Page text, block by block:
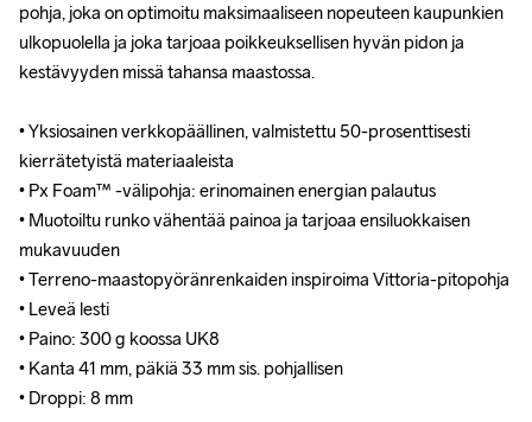
pohja, joka on optimoitu maksimaaliseen nopeuteen kaupunkien
ulkopuolella ja joka tarjoaa poikkeuksellisen hyvän pidon ja
kestävyyden missä tahansa maastossa.
• Yksiosainen verkkopäällinen, valmistettu 50-prosenttisesti
kierrätetyistä materiaaleista
• Px Foam™ -välipohja: erinomainen energian palautus
• Muotoiltu runko vähentää painoa ja tarjoaa ensiluokkaisen
mukavuuden
• Terreno-maastopyöränrenkaiden inspiroima Vittoria-pitopohja
• Leveä lesti
• Paino: 300 g koossa UK8
• Kanta 41 mm, päkiä 33 mm sis. pohjallisen
• Droppi: 8 mm
pohja, joka on optimoitu maksimaaliseen nopeuteen kaupunkien
ulkopuolella ja joka tarjoaa poikkeuksellisen hyvän pidon ja
kestävyyden missä tahansa maastossa.
• Yksiosainen verkkopäällinen, valmistettu 50-prosenttisesti
kierrätetyistä materiaaleista
• Px Foam™ -välipohja: erinomainen energian palautus
• Muotoiltu runko vähentää painoa ja tarjoaa ensiluokkaisen
mukavuuden
• Terreno-maastopyöränrenkaiden inspiroima Vittoria-pitopohja
• Leveä lesti
• Paino: 300 g koossa UK8
• Kanta 41 mm, päkiä 33 mm sis. pohjallisen
• Droppi: 8 mm